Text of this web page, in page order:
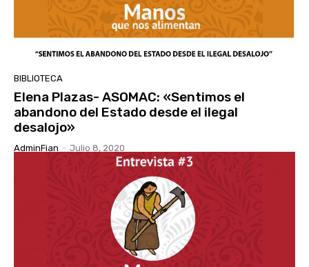
BIBLIOTECA
Elena Plazas- ASOMAC: «Sentimos el
abandono del Estado desde el ilegal
desalojo»
AdminFian - Julio 8, 2020